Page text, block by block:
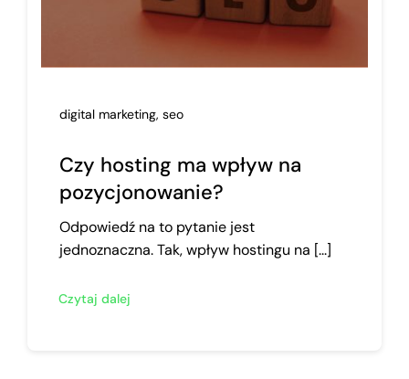
digital marketing, seo
Czy hosting ma wpływ na
pozycjonowanie?
Odpowiedź na to pytanie jest
jednoznaczna. Tak, wpływ hostingu na [...]
Czytaj dalej